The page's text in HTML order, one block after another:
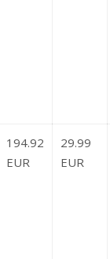
194.92
EUR
29.99
EUR